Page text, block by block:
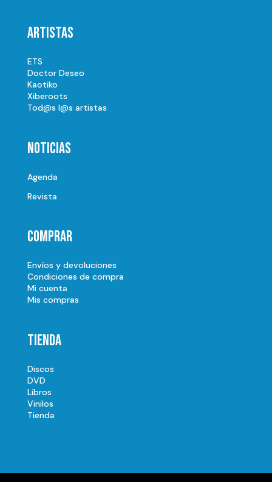
Artistas
ETS
Doctor Deseo
Kaotiko
Xiberoots
Tod@s l@s artistas
Noticias
Agenda
Revista
Comprar
Envíos y devoluciones
Condiciones de compra
Mi cuenta
Mis compras
Tienda
Discos
DVD
Libros
Vinilos
Tienda